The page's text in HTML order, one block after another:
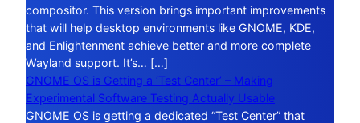
compositor. This version brings important improvements
that will help desktop environments like GNOME, KDE,
and Enlightenment achieve better and more complete
Wayland support. It’s… […]
GNOME OS is Getting a ‘Test Center’ – Making
Experimental Software Testing Actually Usable
GNOME OS is getting a dedicated “Test Center” that